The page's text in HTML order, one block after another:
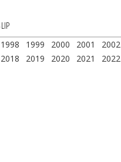
1998 1999 2000 2001 2002
2018 2019 2020 2021 2022